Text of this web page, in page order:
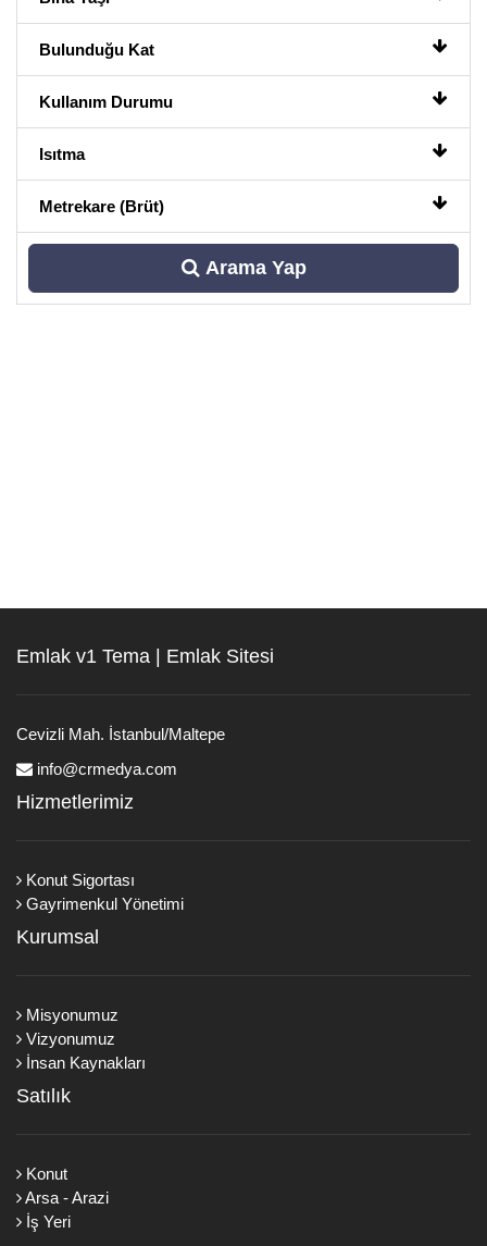
Bulunduğu Kat
Kullanım Durumu
Isıtma
Metrekare (Brüt)
Arama Yap
Emlak v1 Tema | Emlak Sitesi
Cevizli Mah. İstanbul/Maltepe
info@crmedya.com
Hizmetlerimiz
Konut Sigortası
Gayrimenkul Yönetimi
Kurumsal
Misyonumuz
Vizyonumuz
İnsan Kaynakları
Satılık
Konut
Arsa - Arazi
İş Yeri